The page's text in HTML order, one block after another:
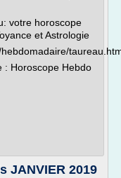
votre horoscope
et Astrologie
: Horoscope Hebdo
JANVIER 2019